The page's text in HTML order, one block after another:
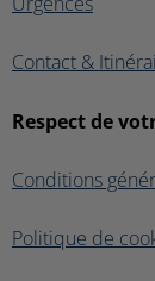
Contact &
Respect de
Conditions
Politique de